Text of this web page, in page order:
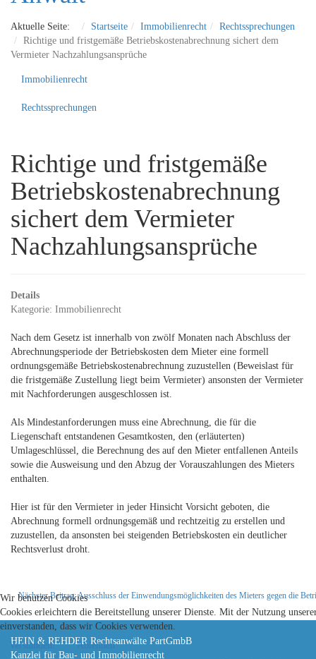
Aktuelle Seite: Startseite Immobilienrecht
Rechtssprechungen
Richtige und fristgemäße Betriebskostenabrechnung sichert dem
Vermieter Nachzahlungsansprüche
Immobilienrecht
Rechtssprechungen
Richtige und fristgemäße
Betriebskostenabrechnung
sichert dem Vermieter
Nachzahlungsansprüche
Details
Kategorie: Immobilienrecht
Nach dem Gesetz ist innerhalb von zwölf Monaten nach Abschluss der
Abrechnungsperiode der Betriebskosten dem Mieter eine formell
ordnungsgemäße Betriebskostenabrechnung zuzustellen (Beweislast für
die fristgemäße Zustellung liegt beim Vermieter) ansonsten der Vermieter
mit Nachforderungen ausgeschlossen ist.
Als Mindestanforderungen muss eine Abrechnung, die für die
Liegenschaft entstandenen Gesamtkosten, den (erläuterten)
Umlageschlüssel, die Berechnung des auf den Mieter entfallenen Anteils
sowie die Ausweisung und den Abzug der Vorauszahlungen des Mieters
enthalten.
Hier ist für den Vermieter in jeder Hinsicht Vorsicht geboten, die
Abrechnung formell ordnungsgemäß und rechtzeitig zu erstellen und
zuzustellen, da ansonsten bei steigenden Betriebskosten ein deutlicher
Rechtsverlust droht.
Nächster Beitrag: Ausschluss der Einwendungsmöglichkeiten des Mieters gegen die
HEIN & REHDER Rechtsanwälte PartGmbB
Kanzlei für Bau- und Immobilienrecht
Wir benutzen Cookies
Cookies erleichtern die Bereitstellung unserer Dienste. Mit der Nutzung
einverstanden, dass wir Cookies verwenden.
Verstanden!
Ablehnen